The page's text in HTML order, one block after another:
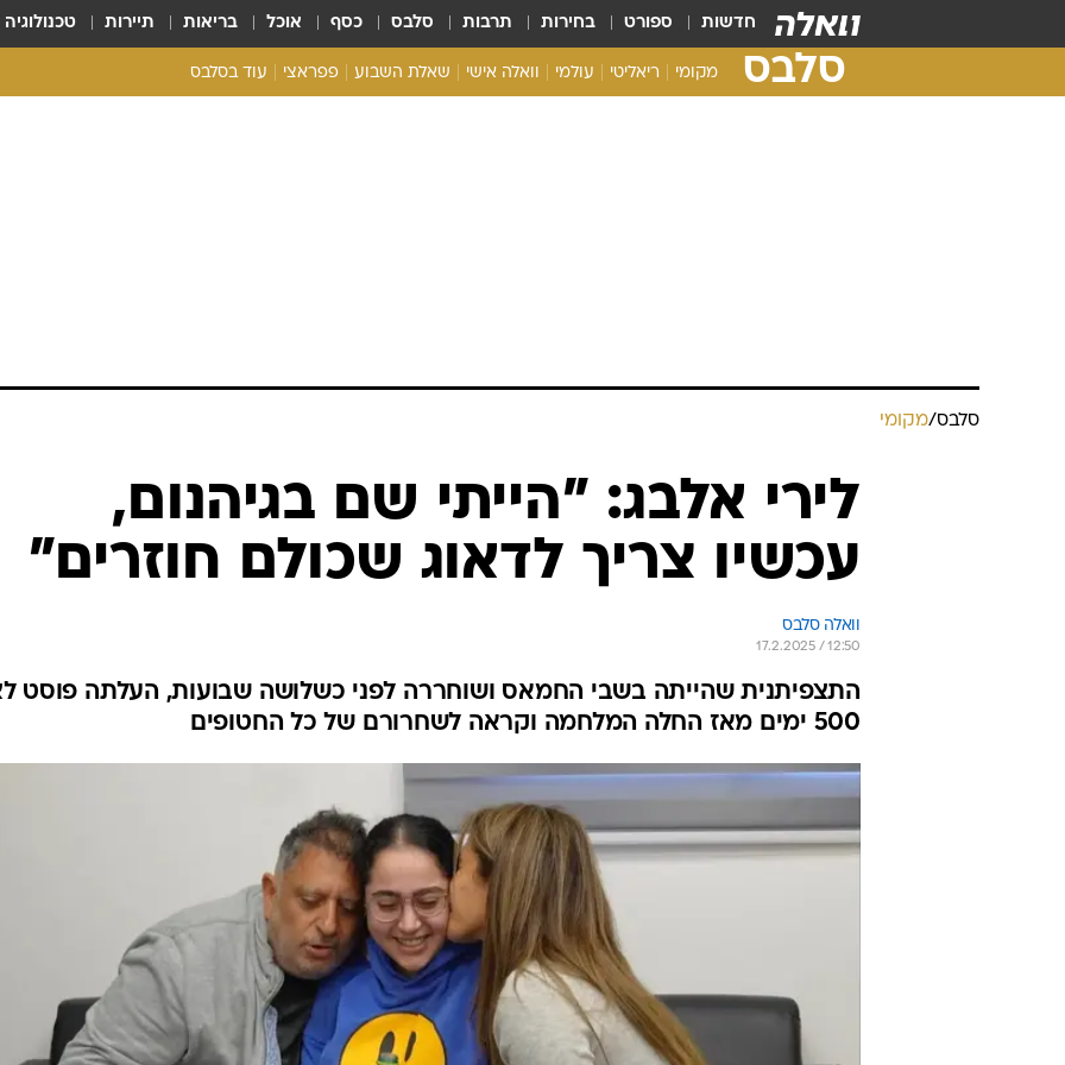
חדשות ספורט בחירות תרבות סלבס כסף אוכל בריאות תיירות טכנולוגיה
סלבס מקומי ריאליטי עולמי וואלה אישי שאלת השבוע פפראצי עוד בסלבס
סלבס/מקומי
לירי אלבג: "הייתי שם בגיהנום,
עכשיו צריך לדאוג שכולם חוזרים"
וואלה סלבס
17.2.2025 / 12:50
התצפיתנית שהייתה בשבי החמאס ושוחררה לפני כשלושה שבועות, העלתה פוסט
500 ימים מאז החלה המלחמה וקראה לשחרורם של כל החטופים